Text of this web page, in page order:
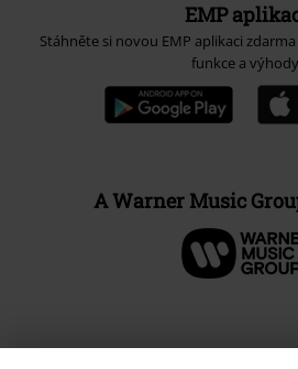
EMP
Stáhněte si novou EMP aplikaci
funkce a
A Warner Music